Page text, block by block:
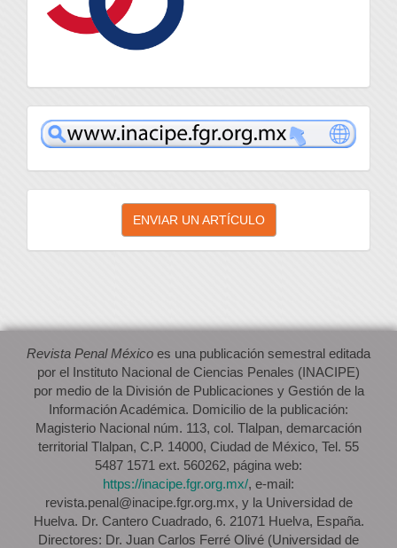
inacipe
Enviar
artículo
ENVIAR UN ARTÍCULO
Revista Penal México es una publicación semestral editada
por el Instituto Nacional de Ciencias Penales (INACIPE)
por medio de la División de Publicaciones y Gestión de la
Información Académica. Domicilio de la publicación:
Magisterio Nacional núm. 113, col. Tlalpan, demarcación
territorial Tlalpan, C.P. 14000, Ciudad de México, Tel. 55
5487 1571 ext. 560262, página web:
https://inacipe.fgr.org.mx/, e-mail:
revista.penal@inacipe.fgr.org.mx, y la Universidad de
Huelva. Dr. Cantero Cuadrado, 6. 21071 Huelva, España.
Directores: Dr. Juan Carlos Ferré Olivé (Universidad de